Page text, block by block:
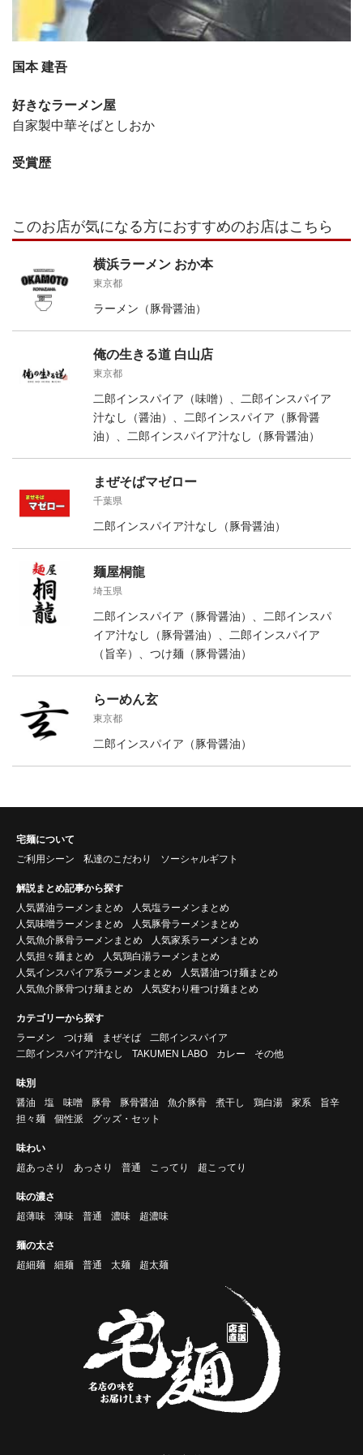
国本 建吾
好きなラーメン屋
自家製中華そばとしおか
受賞歴
このお店が気になる方におすすめのお店はこちら
横浜ラーメン おか本
東京都
ラーメン（豚骨醤油）
俺の生きる道 白山店
東京都
二郎インスパイア（味噌）、二郎インスパイア
汁なし（醤油）、二郎インスパイア（豚骨醤
油）、二郎インスパイア汁なし（豚骨醤油）
まぜそばマゼロー
千葉県
二郎インスパイア汁なし（豚骨醤油）
麺屋桐龍
埼玉県
二郎インスパイア（豚骨醤油）、二郎インスパ
イア汁なし（豚骨醤油）、二郎インスパイア
（旨辛）、つけ麺（豚骨醤油）
らーめん玄
東京都
二郎インスパイア（豚骨醤油）
宅麺について
ご利用シーン
私達のこだわり ソーシャルギフト
解説まとめ記事から探す
人気醤油ラーメンまとめ
人気塩ラーメンまとめ
人気味噌ラーメンまとめ
人気豚骨ラーメンまとめ
人気魚介豚骨ラーメンまとめ
人気家系ラーメンまとめ
人気担々麺まとめ
人気鶏白湯ラーメンまとめ
人気インスパイア系ラーメンまとめ
人気醤油つけ麺まとめ
人気魚介豚骨つけ麺まとめ
人気変わり種つけ麺まとめ
カテゴリーから探す
ラーメン
つけ麺 まぜそば
二郎インスパイア
二郎インスパイア汁なし
TAKUMEN LABO カレー その他
味別
醤油
塩 味噌 豚骨 豚骨醤油 魚介豚骨 煮干し 鶏白湯 家系
旨辛
担々麺
個性派 グッズ・セット
味わい
超あっさり
あっさり 普通 こってり 超こってり
味の濃さ
超薄味
薄味 普通 濃味 超濃味
麺の太さ
超細麺
細麺 普通 太麺 超太麺